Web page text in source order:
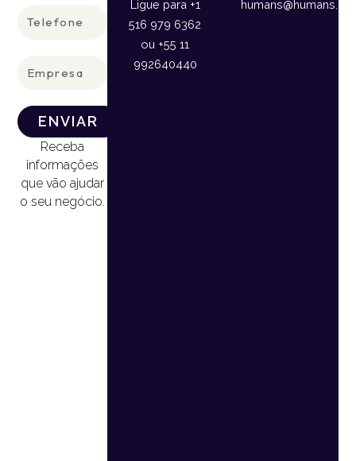
ENVIAR
Receba
informações
que vão ajudar
o seu negócio.
Ligue para +1
516 979 6362
ou +55 11
992640440